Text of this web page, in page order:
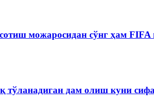
можаросидан сўнг ҳам FIFA
тўланадиган дам олиш куни